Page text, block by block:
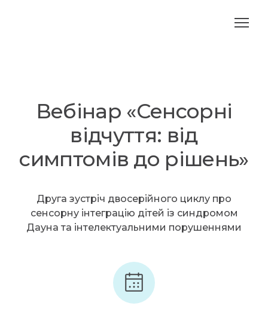
Вебінар «Сенсорні
відчуття: від
симптомів до рішень»
Друга зустріч двосерійного циклу про
сенсорну інтеграцію дітей із синдромом
Дауна та інтелектуальними порушеннями